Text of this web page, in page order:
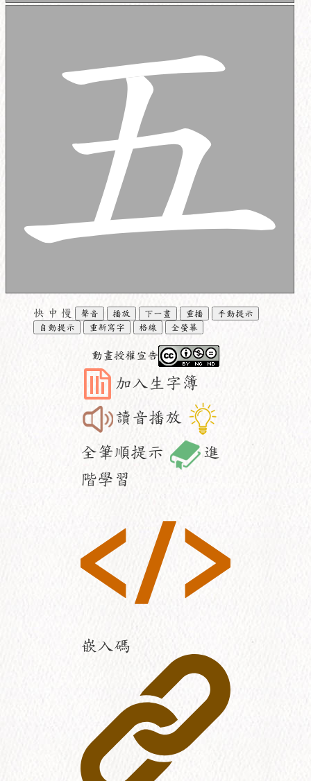
快 中 慢 聲音 播放 下一畫 重播
手動提示
自動提示
重新寫字 格線 全螢幕
動畫授權宣告
加入生字簿
讀音播放
全筆順提示
進
階學習
嵌入碼